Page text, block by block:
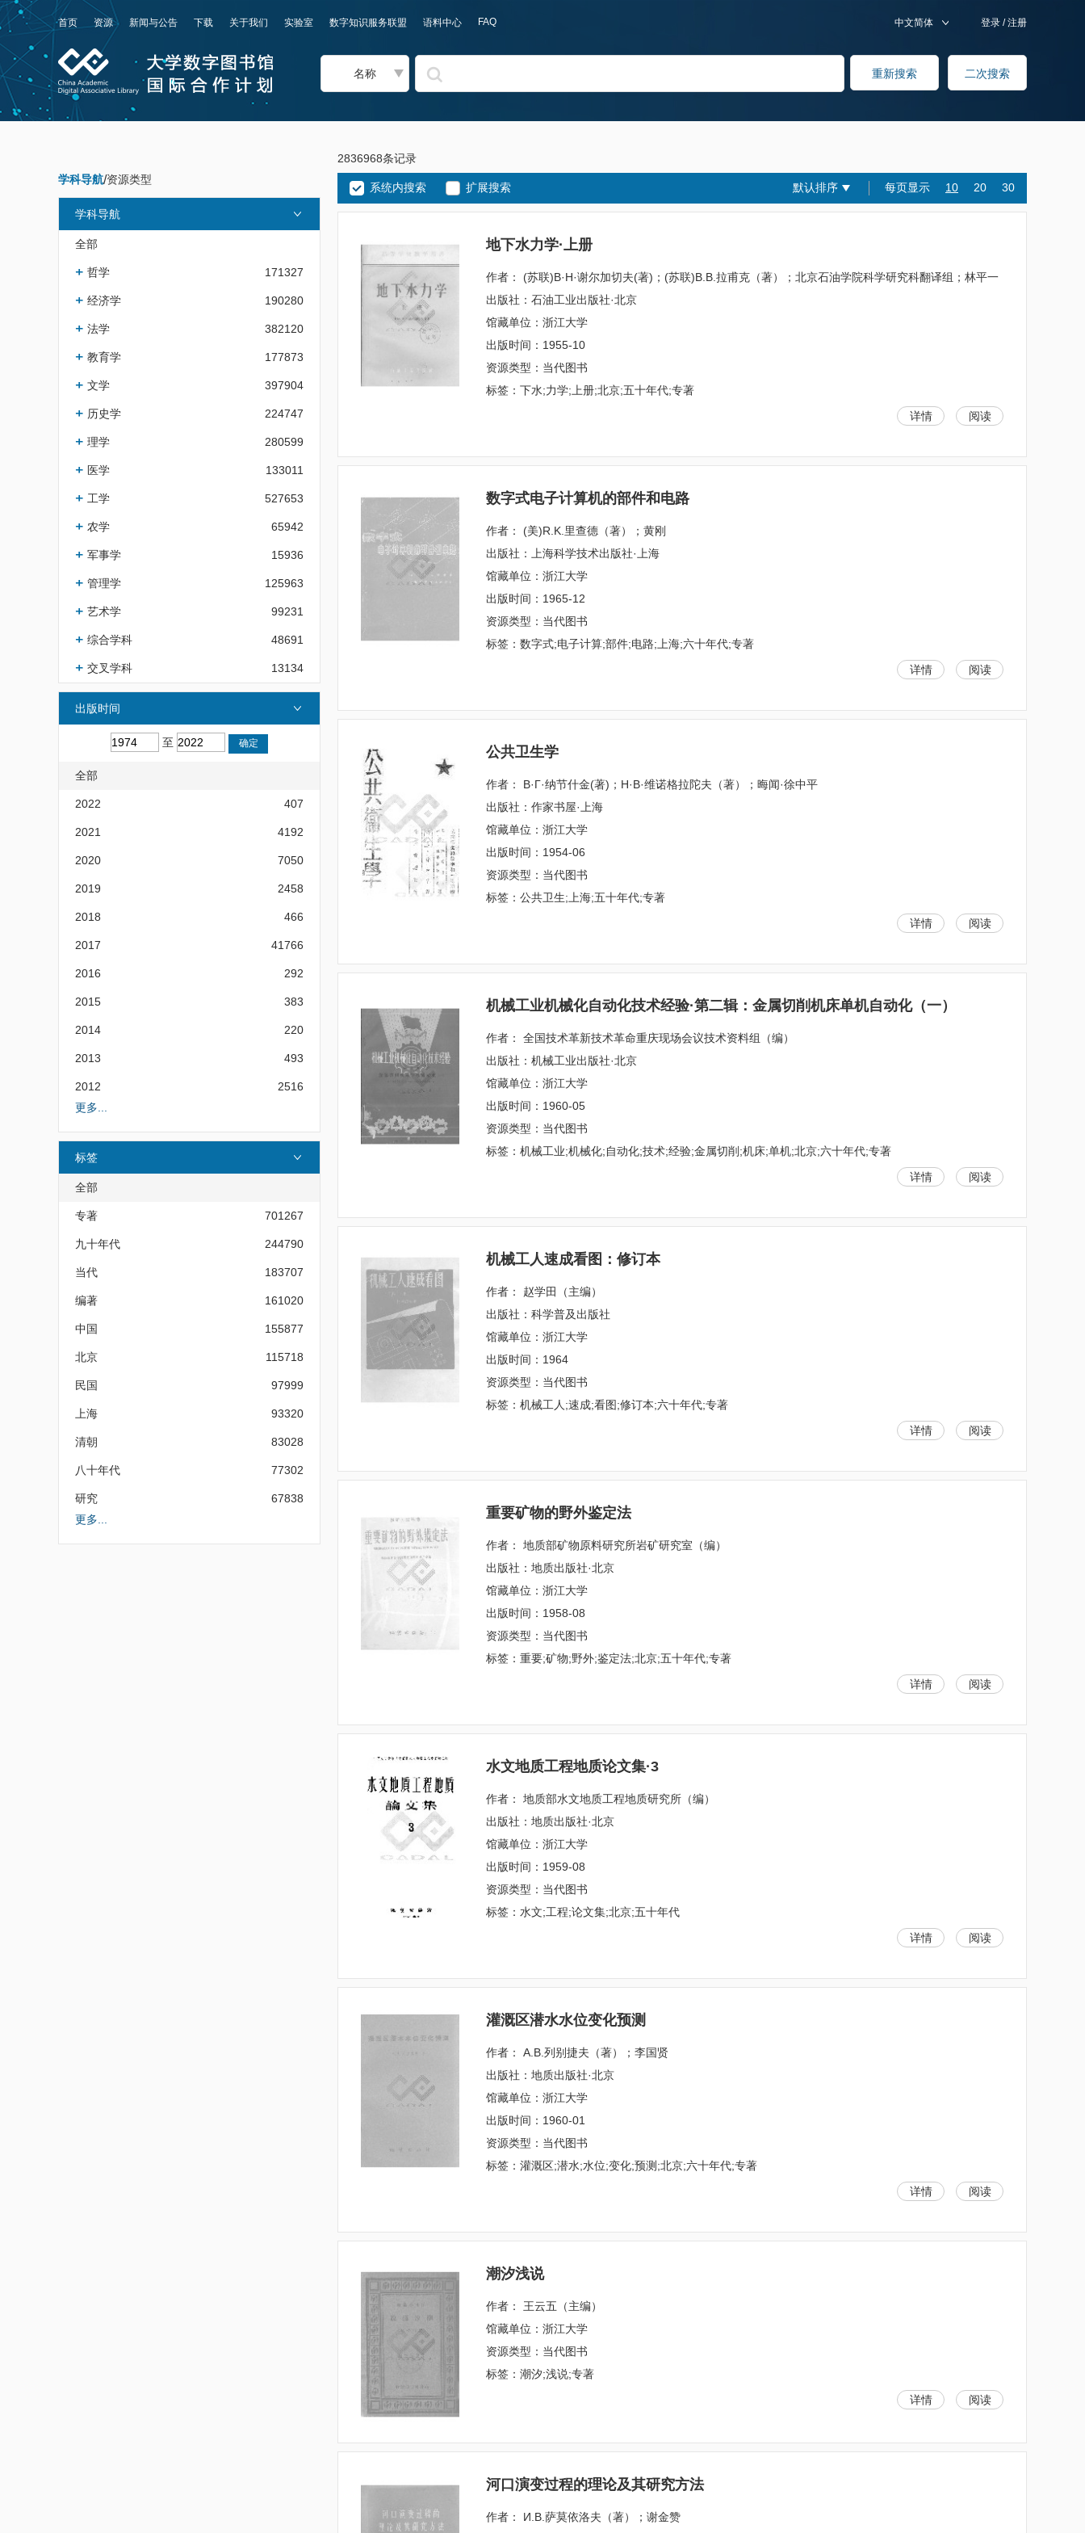
首页 资源 新闻与公告 下载 关于我们 实验室 数字知识服务联盟 语料中心 FAQ 登录 /注册
中文简体
名称
学科导航/资源类型
学科导航
全部
哲学 171327
经济学 190280
法学 382120
教育学 177873
文学 397904
历史学 224747
理学 280599
医学 133011
工学 527653
农学 65942
军事学 15936
管理学 125963
艺术学 99231
综合学科 48691
交叉学科 13134
出版时间
至
全部
2022 407
2021 4192
2020 7050
2019 2458
2018 466
2017 41766
2016 292
2015 383
2014 220
2013 493
2012
2516
更多...
标签
全部
专著 701267
九十年代 244790
当代 183707
编著 161020
中国 155877
北京 115718
民国 97999
上海 93320
清朝 83028
八十年代 77302
研究
67838
更多...
2836968条记录
系统内搜索 扩展搜索 默认排序 每页显示 10 20 30
地下水力学·上册
作者： (苏联)B·H·谢尔加切夫(著)；(苏联)B.B.拉甫克（著）；北京石油学院科学研究科翻译组；林平一
出版社：石油工业出版社·北京
馆藏单位：浙江大学
出版时间：1955-10
资源类型：当代图书
标签：下水;力学;上册;北京;五十年代;专著
详情
阅读
数字式电子计算机的部件和电路
作者： (美)R.K.里查德（著）；黄刚
出版社：上海科学技术出版社·上海
馆藏单位：浙江大学
出版时间：1965-12
资源类型：当代图书
标签：数字式;电子计算;部件;电路;上海;六十年代;专著
详情
阅读
公共卫生学
作者： В·Г·纳节什金(著)；Н·В·维诺格拉陀夫（著）；晦闻·徐中平
出版社：作家书屋·上海
馆藏单位：浙江大学
出版时间：1954-06
资源类型：当代图书
标签：公共卫生;上海;五十年代;专著
详情
阅读
机械工业机械化自动化技术经验·第二辑：金属切削机床单机自动化（一）
作者： 全国技术革新技术革命重庆现场会议技术资料组（编）
出版社：机械工业出版社·北京
馆藏单位：浙江大学
出版时间：1960-05
资源类型：当代图书
标签：机械工业;机械化;自动化;技术;经验;金属切削;机床;单机;北京;六十年代;专著
详情
阅读
机械工人速成看图：修订本
作者： 赵学田（主编）
出版社：科学普及出版社
馆藏单位：浙江大学
出版时间：1964
资源类型：当代图书
标签：机械工人;速成;看图;修订本;六十年代;专著
详情
阅读
重要矿物的野外鉴定法
作者： 地质部矿物原料研究所岩矿研究室（编）
出版社：地质出版社·北京
馆藏单位：浙江大学
出版时间：1958-08
资源类型：当代图书
标签：重要;矿物;野外;鉴定法;北京;五十年代;专著
详情
阅读
水文地质工程地质论文集·3
作者： 地质部水文地质工程地质研究所（编）
出版社：地质出版社·北京
馆藏单位：浙江大学
出版时间：1959-08
资源类型：当代图书
标签：水文;工程;论文集;北京;五十年代
详情
阅读
灌溉区潜水水位变化预测
作者： А.В.列别捷夫（著）；李国贤
出版社：地质出版社·北京
馆藏单位：浙江大学
出版时间：1960-01
资源类型：当代图书
标签：灌溉区;潜水;水位;变化;预测;北京;六十年代;专著
详情
阅读
潮汐浅说
作者： 王云五（主编）
馆藏单位：浙江大学
资源类型：当代图书
标签：潮汐;浅说;专著
详情
阅读
河口演变过程的理论及其研究方法
作者： И.В.萨莫依洛夫（著）；谢金赞